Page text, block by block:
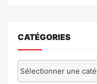
CATÉGORIES